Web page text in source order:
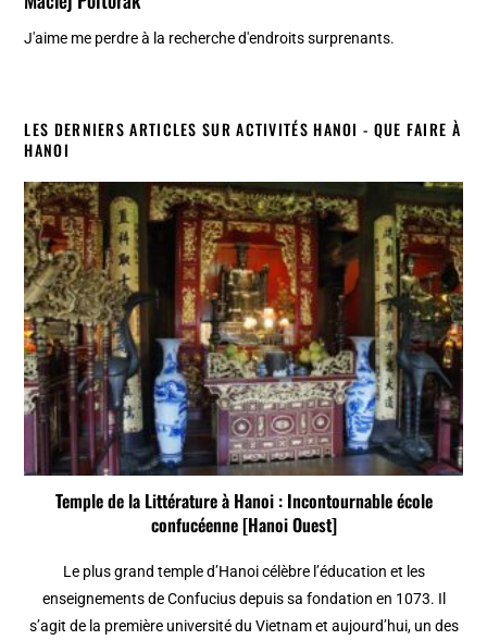
J'aime me perdre à la recherche d'endroits surprenants.
LES DERNIERS ARTICLES SUR ACTIVITÉS HANOI - QUE FAIRE À
HANOI
Temple de la Littérature à Hanoi : Incontournable école
confucéenne [Hanoi Ouest]
Le plus grand temple d’Hanoi célèbre l’éducation et les
enseignements de Confucius depuis sa fondation en 1073. Il
s’agit de la première université du Vietnam et aujourd’hui, un des